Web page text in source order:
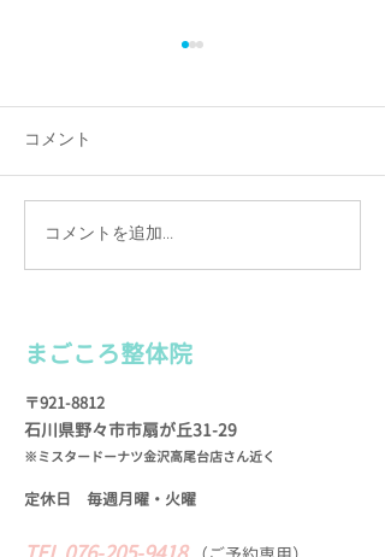
カルテは手書きの理由
（わけ）
コメント
コメントを追加…
まごころ整体院
〒921-8812
石川県野々市市扇が丘31-29
※ミスタードーナツ金沢高尾台店さん近く
定休日 毎週月曜・火曜